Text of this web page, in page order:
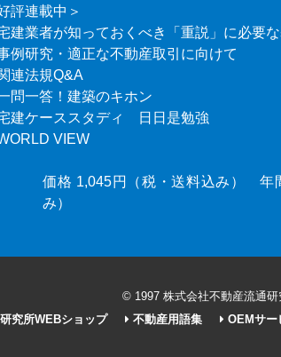
評連載中＞
建業者が知っておくべき「重説」に必要
例研究・適正な不動産取引に向けて
連法規Q&A
問一答！建築のキホン
宅建ケーススタディ 日日是勉強
WORLD VIEW
価格 1,045円（税・送料込み） 年
み）
© 1997 株式会社不動産流通研
究所WEBショップ 不動産用語集 OEMサー